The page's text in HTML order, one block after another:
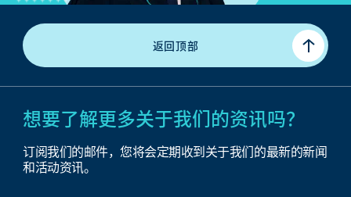
返回顶部
想要了解更多关于我们的资讯吗？
订阅我们的邮件，您将会定期收到关于我们的最新的新闻
和活动资讯。